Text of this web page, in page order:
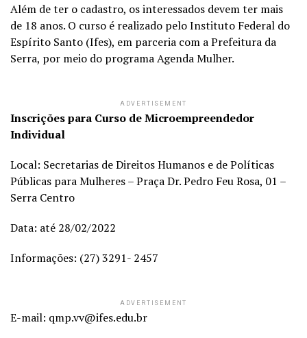
Além de ter o cadastro, os interessados devem ter mais
de 18 anos. O curso é realizado pelo Instituto Federal do
Espírito Santo (Ifes), em parceria com a Prefeitura da
Serra, por meio do programa Agenda Mulher.
ADVERTISEMENT
Inscrições para Curso de Microempreendedor
Individual
Local: Secretarias de Direitos Humanos e de Políticas
Públicas para Mulheres – Praça Dr. Pedro Feu Rosa, 01 –
Serra Centro
Data: até 28/02/2022
Informações: (27) 3291- 2457
ADVERTISEMENT
E-mail: qmp.vv@ifes.edu.br